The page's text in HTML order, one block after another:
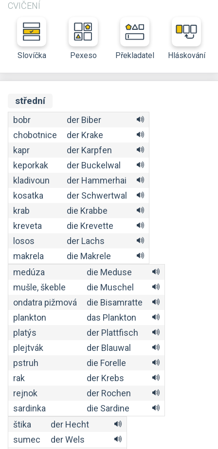
CVIČENÍ
Slovíčka Pexeso Překladatel Hláskování
střední
bobr
der Biber
chobotnice
der Krake
kapr
der Karpfen
keporkak
der Buckelwal
kladivoun
der Hammerhai
kosatka
der Schwertwal
krab
die Krabbe
kreveta
die Krevette
losos
der Lachs
makrela
die Makrele
medúza
die Meduse
mušle, škeble
die Muschel
ondatra pižmová
die Bisamratte
plankton
das Plankton
platýs
der Plattfisch
plejtvák
der Blauwal
pstruh
die Forelle
rak
der Krebs
rejnok
der Rochen
sardinka
die Sardine
štika
der Hecht
sumec
der Wels